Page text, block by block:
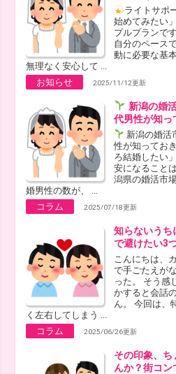
ライトサポ
始めてみたい
プルプランで
自分のペース
動に必要な基
無理なく安心して ...
お知らせ
2025/11/12更新
新潟の婚
代男性が知っ
新潟の婚活
性が知ってお
ろ結婚したい
安になること
潟県の婚活市
婚男性の数が、 ...
コラム
2025/07/18更新
知らないうち
で避けたい3
こんにちは、
で手ごたえが
った。 そう感
かすると会話
ん。 今回は、
く左右してしまう ...
コラム
2025/06/26更新
その印象、ち
んか？街コ